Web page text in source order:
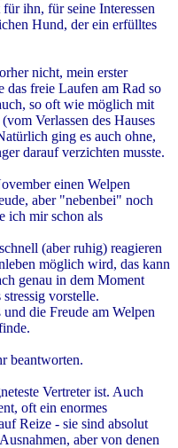
ihn, für seine Interessen
Hund, der ein erfülltes
nicht, mein erster
das freie Laufen am Rad so
so oft wie möglich mit
Verlassen des Hauses
ging es auch ohne,
darauf verzichten musste.
einen Welpen
aber "nebenbei" noch
ich mir schon als
(aber ruhig) reagieren
möglich wird, das kann
genau in dem Moment
vorstelle.
die Freude am Welpen
beantworten.
Vertreter ist. Auch
oft ein enormes
Reize - sie sind absolut
aber von denen